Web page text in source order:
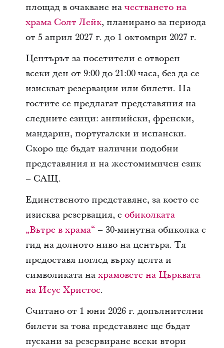
площад в очакване на честването на
храма Солт Лейк, планирано за периода
от 5 април 2027 г. до 1 октомври 2027 г.
Центърът за посетители е отворен
всеки ден от 9:00 до 21:00 часа, без да се
изискват резервации или билети. На
гостите се предлагат представяния на
следните езици: английски, френски,
мандарин, португалски и испански.
Скоро ще бъдат налични подобни
представяния и на жестомимичен език
– САЩ.
Единственото представяне, за което се
изисква резервация, е обиколката
„Вътре в храма“– 30-минутна обиколка с
гид на долното ниво на центъра. Тя
предоставя поглед върху целта и
символиката на храмовете на Църквата
на Исус Христос.
Считано от 1 юни 2026 г. допълнителни
билети за това представяне ще бъдат
пускани за резервиране всеки втори